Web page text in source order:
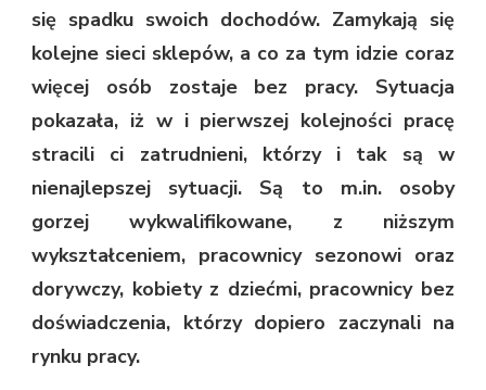
się spadku swoich dochodów. Zamykają się
kolejne sieci sklepów, a co za tym idzie coraz
więcej osób zostaje bez pracy. Sytuacja
pokazała, iż w i pierwszej kolejności pracę
stracili ci zatrudnieni, którzy i tak są w
nienajlepszej sytuacji. Są to m.in. osoby
gorzej wykwalifikowane, z niższym
wykształceniem, pracownicy sezonowi oraz
dorywczy, kobiety z dziećmi, pracownicy bez
doświadczenia, którzy dopiero zaczynali na
rynku pracy.